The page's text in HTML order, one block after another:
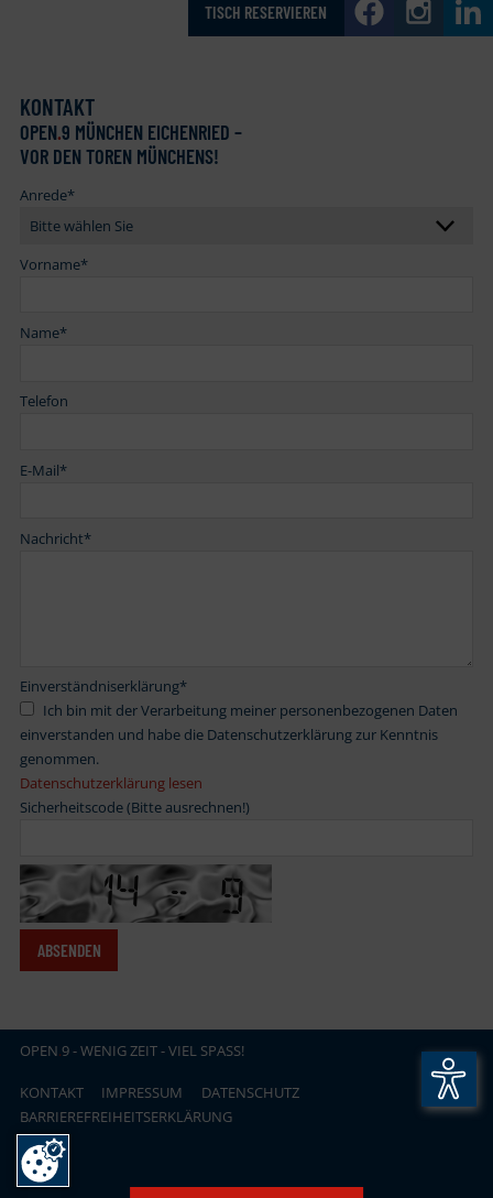
TISCH RESERVIEREN
KONTAKT
OPEN.9 MÜNCHEN EICHENRIED –
VOR DEN TOREN MÜNCHENS!
Anrede*
Vorname*
Name*
Telefon
E-Mail*
Nachricht*
Einverständniserklärung*
einverstanden und habe die Datenschutzerklärung zur Kenntnis
genommen.
Datenschutzerklärung lesen
Sicherheitscode (Bitte ausrechnen!)
OPEN.9 - WENIG ZEIT - VIEL SPASS!
KONTAKT IMPRESSUM
DATENSCHUTZ
BARRIEREFREIHEITSERKLÄRUNG